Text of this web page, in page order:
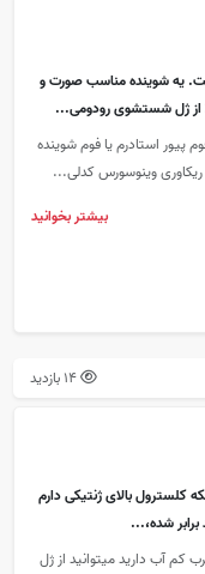
هست. یه شوینده مناسب صورت و
از ژل شستشوی رودومی...
پیور استادرم یا فوم شوینده
وینوسورس کدلی...
بیشتر بخوانید
14 بازدید
بالای ژنتیکی دارم
شده،...
آب دارید میتوانید از ژل